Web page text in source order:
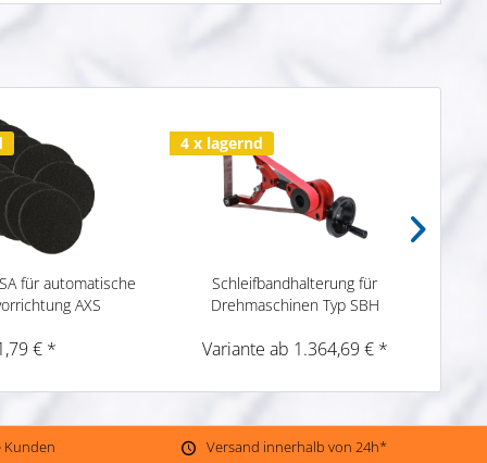
für automatische
AXS
€ *
4 x lagernd
Schleifbandhalterung für
Drehmaschinen Typ SBH
Variante ab 1.364,69 € *
Kunden Versand innerhalb von 24h*